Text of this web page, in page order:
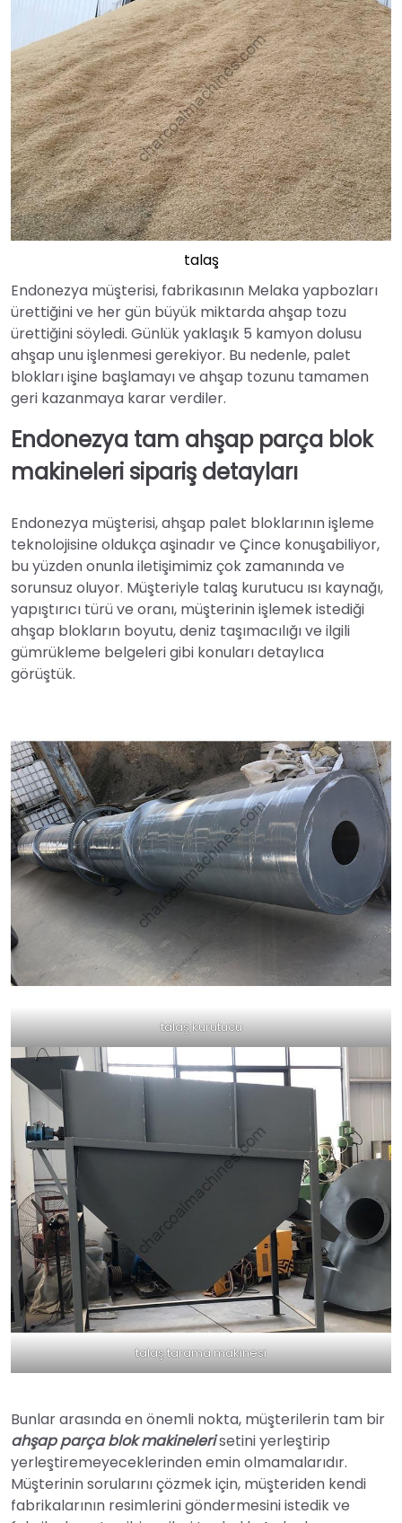
talaş
Endonezya müşterisi, fabrikasının Melaka yapbozları
ürettiğini ve her gün büyük miktarda ahşap tozu
ürettiğini söyledi. Günlük yaklaşık 5 kamyon dolusu
ahşap unu işlenmesi gerekiyor. Bu nedenle, palet
blokları işine başlamayı ve ahşap tozunu tamamen
geri kazanmaya karar verdiler.
Endonezya tam ahşap parça blok
makineleri sipariş detayları
Endonezya müşterisi, ahşap palet bloklarının işleme
teknolojisine oldukça aşinadır ve Çince konuşabiliyor,
bu yüzden onunla iletişimimiz çok zamanında ve
sorunsuz oluyor. Müşteriyle talaş kurutucu ısı kaynağı,
yapıştırıcı türü ve oranı, müşterinin işlemek istediği
ahşap blokların boyutu, deniz taşımacılığı ve ilgili
gümrükleme belgeleri gibi konuları detaylıca
görüştük.
talaş kurutucu
talaş tarama makinesi
Bunlar arasında en önemli nokta, müşterilerin tam bir
ahşap parça blok makinelerisetini yerleştirip
yerleştiremeyeceklerinden emin olmamalarıdır.
Müşterinin sorularını çözmek için, müşteriden kendi
fabrikalarının resimlerini göndermesini istedik ve